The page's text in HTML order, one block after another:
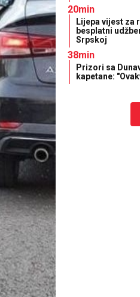
20min
Lijepa vijest za
besplatni
Srpskoj
38min
Prizori sa
kapetane: